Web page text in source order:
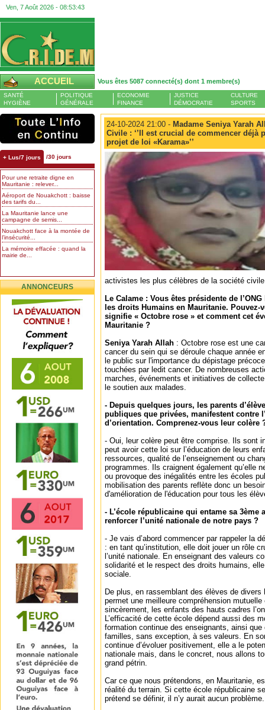
Ven, 7 Août 2026 - 08:53:44
ACCUEIL Vous êtes 5087 connecté(s) dont 1 membre(s)
SANTÉ
HYGIÈNE
POLITIQUE
GÉNÉRALE
ECONOMIE
FINANCE
JUSTICE
DÉMOCRATIE
CULTURE
SPORTS
+ Lus/7 jours /30 jours
Pour une retraite digne en
Mauritanie : relever...
Aéroport de Nouakchott : baisse
des tarifs du...
La Mauritanie lance une
campagne de semis...
Nouakchott face à la montée de
l’insécurité...
La mémoire effacée : quand la
mairie de...
ANNONCEURS
24-10-2024 21:00 - Madame Seniya Yarah
Civile : ‘’Il est crucial de commencer déjà
projet de loi «Karama»’’
activistes les plus célèbres de la société
Le Calame : Vous êtes présidente de
les droits Humains en Mauritanie. Pouvez-
signifie « Octobre rose » et comment cet
Mauritanie ?
Seniya Yarah Allah : Octobre rose est une
cancer du sein qui se déroule chaque année
le public sur l'importance du dépistage
touchées par ledit cancer. De nombreuses
marches, événements et initiatives de
le soutien aux malades.
- Depuis quelques jours, les parents
publiques que privées, manifestent contre
d’orientation. Comprenez-vous leur colère
- Oui, leur colère peut être comprise. Ils sont
peut avoir cette loi sur l’éducation de leurs
ressources, qualité de l’enseignement ou
programmes. Ils craignent également qu’elle
ou provoque des inégalités entre les écoles
mobilisation des parents reflète donc un
d'amélioration de l'éducation pour tous les
- L’école républicaine qui entame sa 3ème
renforcer l’unité nationale de notre pays ?
- Je vais d’abord commencer par rappeler la
: en tant qu’institution, elle doit jouer un rôle
l’unité nationale. En enseignant des valeurs
solidarité et le respect des droits humains,
sociale.
De plus, en rassemblant des élèves de
permet une meilleure compréhension
sincèrement, les enfants des hauts cadres
L’efficacité de cette école dépend aussi des
formation continue des enseignants, ainsi que
familles, sans exception, à ses valeurs. En
continue d’évoluer positivement, elle a le
nationale mais, dans le concret, nous allons
grand pétrin.
Car ce que nous prétendons, en Mauritanie,
réalité du terrain. Si cette école républicaine
prétend se définir, il n’y aurait aucun problème.